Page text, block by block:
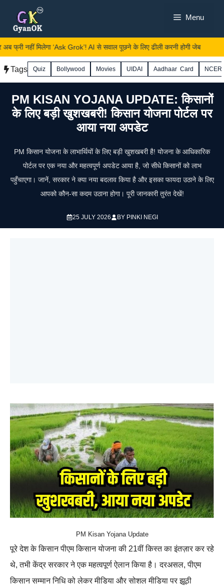
content
Menu
नहीं मिलेगा ‘Ask Grok’! AI से सवाल पूछने के लिए ढीली करनी होगी जेब
Tags Quiz Bollywood Movies UIDAI Aadhaar Card
PM KISAN YOJANA UPDATE: किसानों
के लिए बड़ी खुशखबरी! किसान योजना पोर्टल पर
आया नया अपडेट
PM किसान योजना के लाभार्थियों के लिए बड़ी खुशखबरी है! योजना के आधिकारिक
पोर्टल पर एक नया और महत्वपूर्ण अपडेट आया है, जो सीधे किसानों को लाभ
पहुँचाएगा। जानें, सरकार ने क्या नया बदलाव किया है और इसका फायदा उठाने के लिए
आपको कौन-सा कदम उठाना होगा। पूरी जानकारी तुरंत देखें!
25 JULY 2026 BY PINKI NEGI
PM Kisan Yojana Update
पूरे देश के किसान पीएम किसान योजना की 21वीं किस्त का इंतज़ार कर रहे
थे, तभी केंद्र सरकार ने एक महत्वपूर्ण ऐलान किया है। दरअसल, पीएम
किसान सम्मान निधि को लेकर मीडिया और सोशल मीडिया पर झूठी